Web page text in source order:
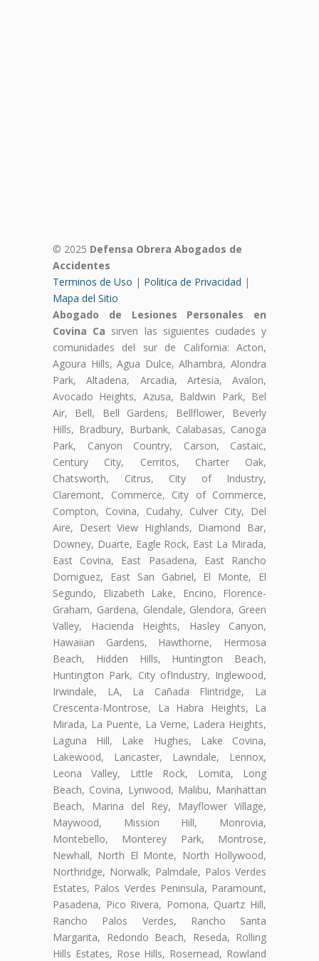
© 2025 Defensa Obrera Abogados de
Accidentes
Terminos de Uso | Politica de Privacidad |
Mapa del Sitio
Abogado de Lesiones Personales en
Covina Ca sirven las siguientes ciudades y
comunidades del sur de California: Acton,
Agoura Hills, Agua Dulce, Alhambra, Alondra
Park, Altadena, Arcadia, Artesia, Avalon,
Avocado Heights, Azusa, Baldwin Park, Bel
Air, Bell, Bell Gardens, Bellflower, Beverly
Hills, Bradbury, Burbank, Calabasas, Canoga
Park, Canyon Country, Carson, Castaic,
Century City, Cerritos, Charter Oak,
Chatsworth, Citrus, City of Industry,
Claremont, Commerce, City of Commerce,
Compton, Covina, Cudahy, Culver City, Del
Aire, Desert View Highlands, Diamond Bar,
Downey, Duarte, Eagle Rock, East La Mirada,
East Covina, East Pasadena, East Rancho
Domiguez, East San Gabriel, El Monte, El
Segundo, Elizabeth Lake, Encino, Florence-
Graham, Gardena, Glendale, Glendora, Green
Valley, Hacienda Heights, Hasley Canyon,
Hawaiian Gardens, Hawthorne, Hermosa
Beach, Hidden Hills, Huntington Beach,
Huntington Park, City ofIndustry, Inglewood,
Irwindale, LA, La Cañada Flintridge, La
Crescenta-Montrose, La Habra Heights, La
Mirada, La Puente, La Verne, Ladera Heights,
Laguna Hill, Lake Hughes, Lake Covina,
Lakewood, Lancaster, Lawndale, Lennox,
Leona Valley, Little Rock, Lomita, Long
Beach, Covina, Lynwood, Malibu, Manhattan
Beach, Marina del Rey, Mayflower Village,
Maywood, Mission Hill, Monrovia,
Montebello, Monterey Park, Montrose,
Newhall, North El Monte, North Hollywood,
Northridge, Norwalk, Palmdale, Palos Verdes
Estates, Palos Verdes Peninsula, Paramount,
Pasadena, Pico Rivera, Pomona, Quartz Hill,
Rancho Palos Verdes, Rancho Santa
Margarita, Redondo Beach, Reseda, Rolling
Hills Estates, Rose Hills, Rosemead, Rowland